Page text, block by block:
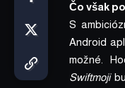
Čo však
S
Android
možné.
Swiftmoji